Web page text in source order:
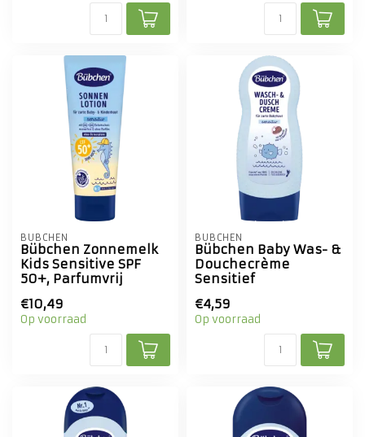
BÜBCHEN
Bübchen Zonnemelk
Kids Sensitive SPF
50+, Parfumvrij
€10,49
Op voorraad
BÜBCHEN
Bübchen Baby Was- &
Douchecrème
Sensitief
€4,59
Op voorraad